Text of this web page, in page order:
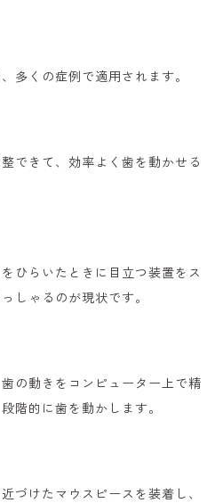
多くの症例で適用されます。
できて、効率よく歯を動かせる
ひらいたときに目立つ装置をス
しゃるのが現状です。
の動きをコンピューター上で精
階的に歯を動かします。
づけたマウスピースを装着し、